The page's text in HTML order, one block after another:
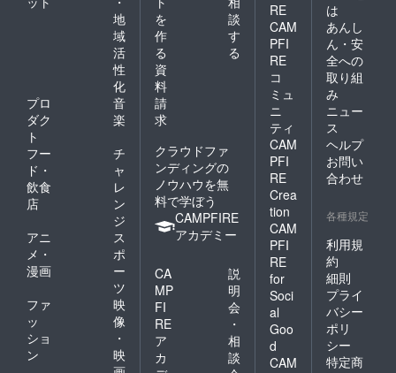
地
域
活
性
化
プロ
ダク
ト
音
楽
フー
ド・
飲食
店
チ
ャ
レ
ン
ジ
アニ
メ・
漫画
ス
ポ
ー
ツ
ファ
ッ
ショ
ン
映
像
・
映
を
作
る
談
す
る
資
料
請
求
クラウドファ
ンディングの
ノウハウを無
料で学ぼう
CAMPFIRE
アカデミー
CA
MP
FI
RE
ア
カ
説
明
会
・
相
談
RE
CAM
PFI
RE
コ
ミュ
ニ
ティ
CAM
PFI
RE
Crea
tion
CAM
PFI
RE
for
Soci
al
Goo
d
CAM
は
あんし
ん・安
全への
取り組
み
ニュー
ス
ヘルプ
お問い
合わせ
各種規定
利用規
約
細則
プライ
バシー
ポリ
シー
特定商